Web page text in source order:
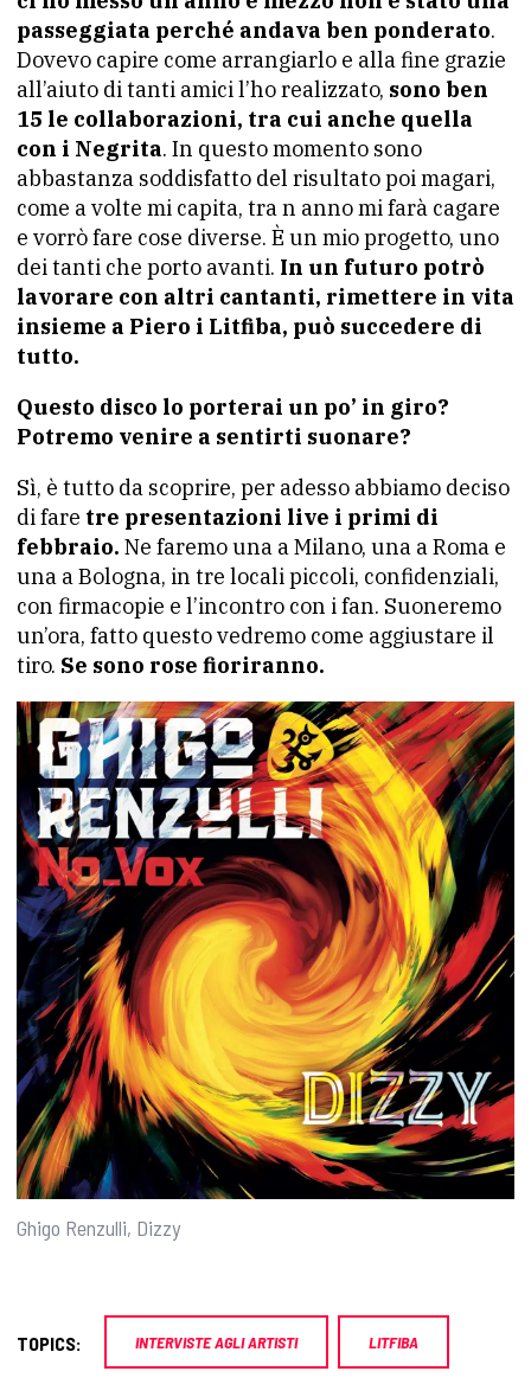
passeggiata perché andava ben ponderato.
Dovevo capire come arrangiarlo e alla fine grazie
all’aiuto di tanti amici l’ho realizzato, sono ben
15 le collaborazioni, tra cui anche quella
con i Negrita. In questo momento sono
abbastanza soddisfatto del risultato poi magari,
come a volte mi capita, tra n anno mi farà cagare
e vorrò fare cose diverse. È un mio progetto, uno
dei tanti che porto avanti. In un futuro potrò
lavorare con altri cantanti, rimettere in vita
insieme a Piero i Litfiba, può succedere di
tutto.
Questo disco lo porterai un po’ in giro?
Potremo venire a sentirti suonare?
Sì, è tutto da scoprire, per adesso abbiamo deciso
di fare tre presentazioni live i primi di
febbraio. Ne faremo una a Milano, una a Roma e
una a Bologna, in tre locali piccoli, confidenziali,
con firmacopie e l’incontro con i fan. Suoneremo
un’ora, fatto questo vedremo come aggiustare il
tiro. Se sono rose fioriranno.
Ghigo Renzulli, Dizzy
TOPICS: INTERVISTE AGLI ARTISTI LITFIBA